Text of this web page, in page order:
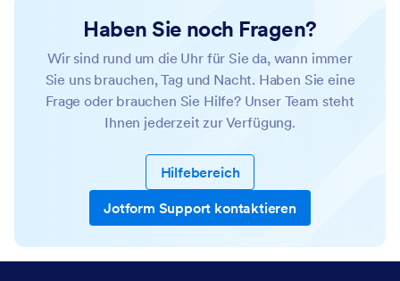
Haben Sie noch Fragen?
Wir sind rund um die Uhr für Sie da, wann immer
Sie uns brauchen, Tag und Nacht. Haben Sie eine
Frage oder brauchen Sie Hilfe? Unser Team steht
Ihnen jederzeit zur Verfügung.
Hilfebereich
Jotform Support kontaktieren